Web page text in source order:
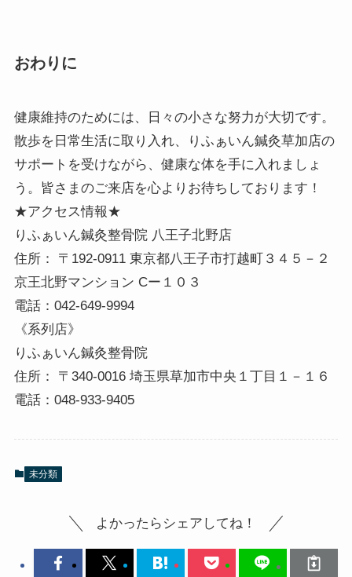
おわりに
健康維持のためには、日々の小さな努力が大切です。
散歩を日常生活に取り入れ、りふぁいん鍼灸草加店の
サポートを受けながら、健康な体を手に入れましょ
う。皆さまのご来店を心よりお待ちしております！
★アクセス情報★
りふぁいん鍼灸整骨院 八王子北野店
住所： 〒192-0911 東京都八王子市打越町３４５－２
京王北野マンション Cー１０３
電話：042-649-9994
《系列店》
りふぁいん鍼灸整骨院
住所： 〒340-0016 埼玉県草加市中央１丁目１－１６
電話：048-933-9405
未分類
よかったらシェアしてね！